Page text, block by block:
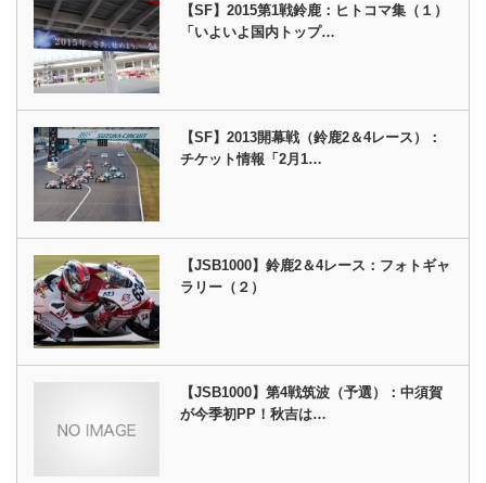
【SF】2015第1戦鈴鹿：ヒトコマ集（１）
「いよいよ国内トップ…
【SF】2013開幕戦（鈴鹿2＆4レース）：
チケット情報「2月1…
【JSB1000】鈴鹿2＆4レース：フォトギャ
ラリー（２）
【JSB1000】第4戦筑波（予選）：中須賀
が今季初PP！秋吉は…